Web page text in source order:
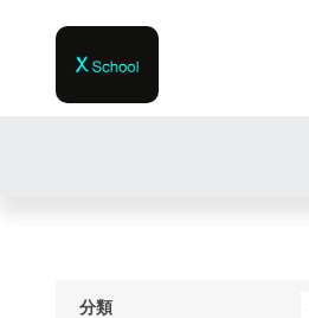
分類